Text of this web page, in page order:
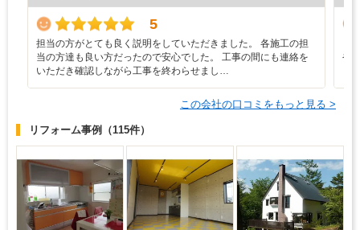
5
担当の方がとても良く説明をしていただきました。 各施工の担
当の方達も良い方だったので安心でした。 工事の間にも連絡を
いただき確認しながら工事を終わらせまし…
や
この会社の口コミをもっと見る >
リフォーム事例 （115件）